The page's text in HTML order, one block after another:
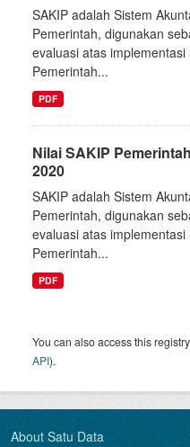
SAKIP adalah Sistem
Pemerintah, digunakan
evaluasi atas
Pemerintah...
PDF
Nilai SAKIP
2020
SAKIP adalah Sistem
Pemerintah, digunakan
evaluasi atas
Pemerintah...
PDF
You can also access this
API).
About Satu Data